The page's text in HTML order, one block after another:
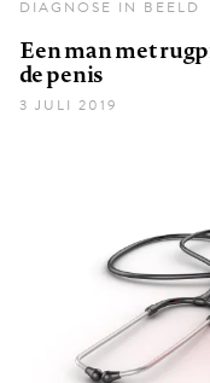
DIAGNOSE IN BEELD
Een man met
de penis
3 JULI 2019